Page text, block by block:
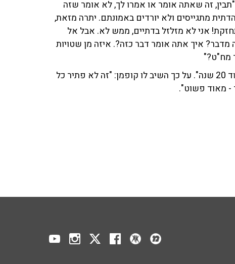
זה שאתה אומר או אמרו לך, לא אומר שזה
מתגייסים ולא יורדים באמונתם. יתרה מזאת,
אני לא מזלזל בדתיים, ממש לא. אבל אל
על מה אתה מדבר? איך אתה אומר דבר כזה?. איזה מן שטויות
מח"ט?"
המאזין טען כי סוגיית הגיוס היא "דבר לא פתיר גם לא עוד 20 שנה". על כך השיב לו קופמן: "זה לא פתיר כל
מאוד פשוט".